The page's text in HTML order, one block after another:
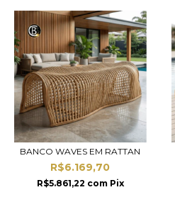
BANCO WAVES EM RATTAN
R$6.169,70
R$5.861,22 com Pix